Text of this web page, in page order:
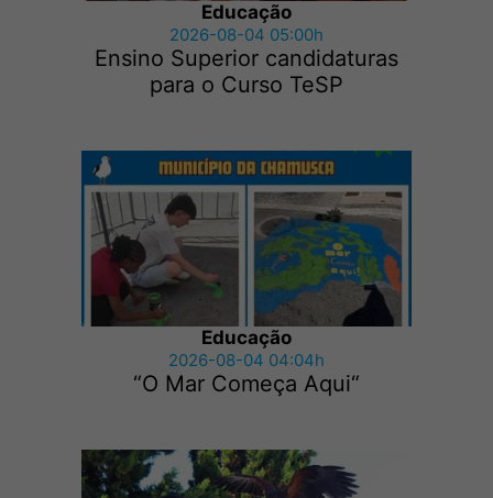
Educação
2026-08-04 05:00h
Ensino Superior candidaturas
para o Curso TeSP
Educação
2026-08-04 04:04h
“O Mar Começa Aqui“